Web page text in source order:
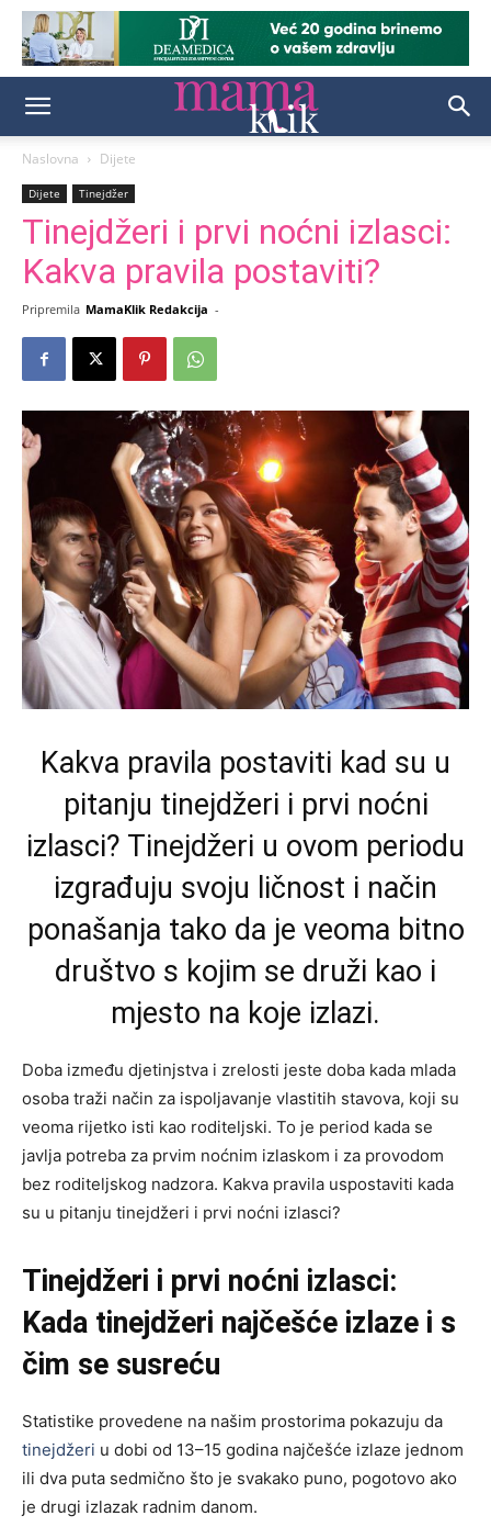
Naslovna Dijete
Dijete Tinejdžer
Tinejdžeri i prvi noćni izlasci:
Kakva pravila postaviti?
Pripremila MamaKlik Redakcija -
Kakva pravila postaviti kad su u
pitanju tinejdžeri i prvi noćni
izlasci? Tinejdžeri u ovom periodu
izgrađuju svoju ličnost i način
ponašanja tako da je veoma bitno
društvo s kojim se druži kao i
mjesto na koje izlazi.
Doba između djetinjstva i zrelosti jeste doba kada mlada
osoba traži način za ispoljavanje vlastitih stavova, koji su
veoma rijetko isti kao roditeljski. To je period kada se
javlja potreba za prvim noćnim izlaskom i za provodom
bez roditeljskog nadzora. Kakva pravila uspostaviti kada
su u pitanju tinejdžeri i prvi noćni izlasci?
Tinejdžeri i prvi noćni izlasci:
Kada tinejdžeri najčešće izlaze i s
čim se susreću
Statistike provedene na našim prostorima pokazuju da
tinejdžeri u dobi od 13–15 godina najčešće izlaze jednom
ili dva puta sedmično što je svakako puno, pogotovo ako
je drugi izlazak radnim danom.